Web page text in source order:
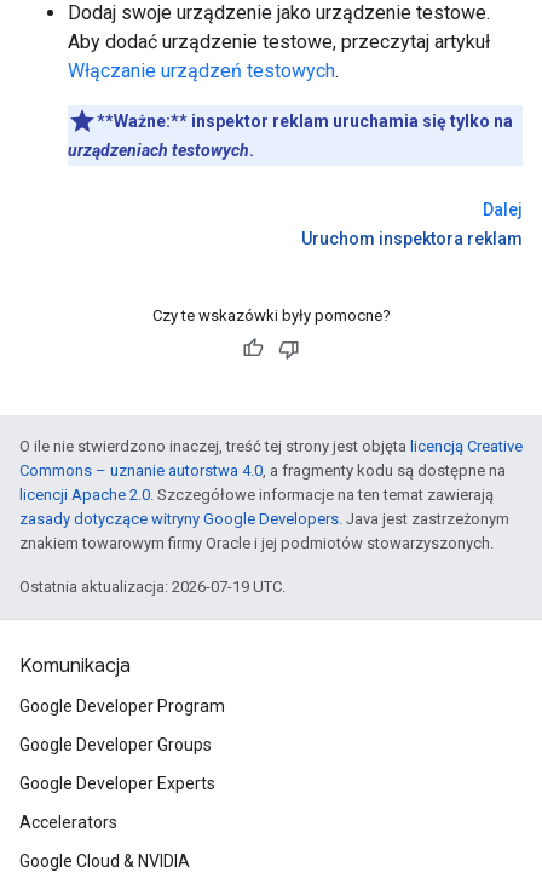
Dodaj swoje urządzenie jako urządzenie testowe.
Aby dodać urządzenie testowe, przeczytaj artykuł
Włączanie urządzeń testowych.
**Ważne:** inspektor reklam uruchamia się tylko na
urządzeniach testowych.
Dalej
Uruchom inspektora reklam
Czy te wskazówki były pomocne?
O ile nie stwierdzono inaczej, treść tej strony jest objęta licencją Creative
Commons – uznanie autorstwa 4.0, a fragmenty kodu są dostępne na
licencji Apache 2.0. Szczegółowe informacje na ten temat zawierają
zasady dotyczące witryny Google Developers. Java jest zastrzeżonym
znakiem towarowym firmy Oracle i jej podmiotów stowarzyszonych.
Ostatnia aktualizacja: 2026-07-19 UTC.
Komunikacja
Google Developer Program
Google Developer Groups
Google Developer Experts
Accelerators
Google Cloud & NVIDIA